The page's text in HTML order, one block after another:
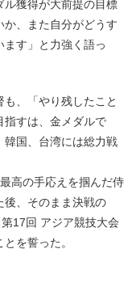
ル獲得が大前提の目標
、また自分がどうす
す」と力強く語っ
、「やり残したこと
指すは、金メダルで
韓国、台湾には総力戦
高の手応えを掴んだ侍
後、そのまま決戦の
17回 アジア競技大会
を誓った。